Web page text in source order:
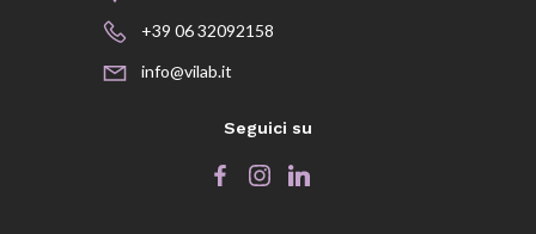
+39 06 32092158
info@vilab.it
Seguici su